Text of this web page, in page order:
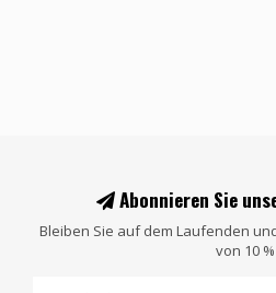
Abonnieren Sie
Bleiben Sie auf dem Laufenden
von 10 %